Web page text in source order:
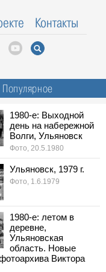
Контакты
Популярное
1980-е: Выходной
день на набережной
Волги, Ульяновск
Фото, 20.5.1980
Ульяновск, 1979 г.
Фото, 1.6.1979
1980-е: летом в
деревне,
Ульяновская
область. Новые
Виктора